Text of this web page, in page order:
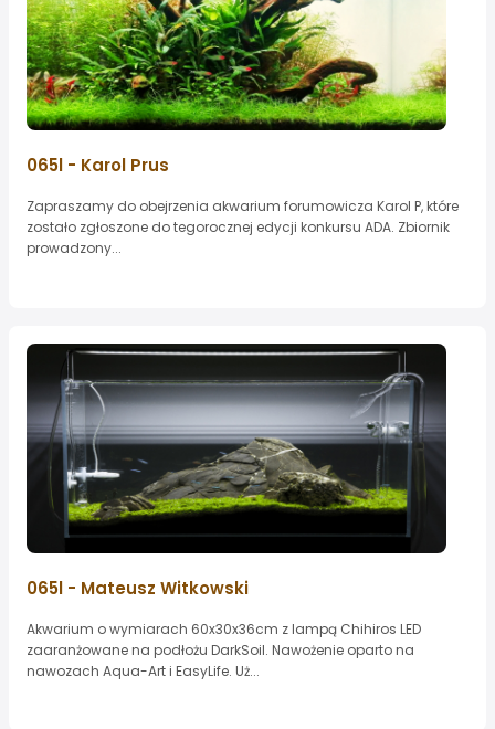
065l - Karol Prus
Zapraszamy do obejrzenia akwarium forumowicza Karol P, które
zostało zgłoszone do tegorocznej edycji konkursu ADA. Zbiornik
prowadzony...
065l - Mateusz Witkowski
Akwarium o wymiarach 60x30x36cm z lampą Chihiros LED
zaaranżowane na podłożu DarkSoil. Nawożenie oparto na
nawozach Aqua-Art i EasyLife. Uż...